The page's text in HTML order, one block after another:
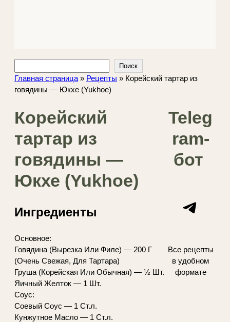
Поиск
Главная страница » Рецепты » Корейский тартар из
говядины — Юкхе (Yukhoe)
Корейский
тартар из
говядины —
Юкхе (Yukhoe)
Ингредиенты
Основное:
Говядина (Вырезка Или Филе) — 200 Г
(Очень Свежая, Для Тартара)
Груша (Корейская Или Обычная) — ½ Шт.
Яичный Желток — 1 Шт.
Соус:
Соевый Соус — 1 Ст.л.
Кунжутное Масло — 1 Ст.л.
Teleg
ram-
бот
Telegram
Все рецепты
в удобном
формате